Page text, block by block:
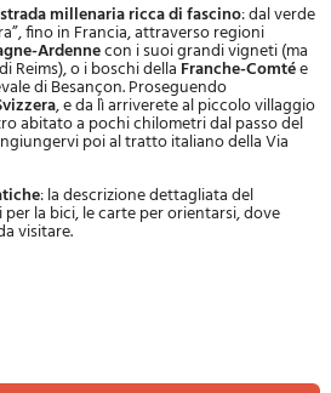
millenaria ricca di fascino: dal verde
fino in Francia, attraverso regioni
Ardennecon i suoi grandi vigneti (ma
Reims), o i boschi della Franche-Comtée
di Besançon. Proseguendo
, e da lì arriverete al piccolo villaggio
abitato a pochi chilometri dal passo del
poi al tratto italiano della Via
: la descrizione dettagliata del
la bici, le carte per orientarsi, dove
visitare.